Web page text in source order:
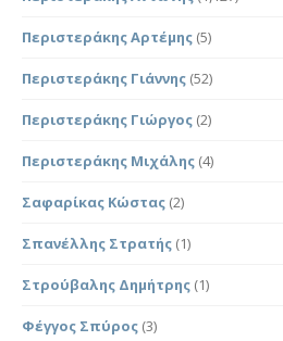
Περιστεράκης Αρτέμης (5)
Περιστεράκης Γιάννης (52)
Περιστεράκης Γιώργος (2)
Περιστεράκης Μιχάλης (4)
Σαφαρίκας Κώστας (2)
Σπανέλλης Στρατής (1)
Στρούβαλης Δημήτρης (1)
Φέγγος Σπύρος (3)